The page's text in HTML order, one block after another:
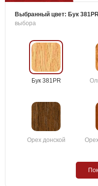
Выбранный цвет: Бук
выбора
Бук 381PR
Орех донской